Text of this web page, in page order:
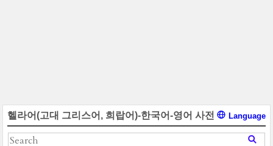
헬라어(고대 그리스어, 희랍어)-한국어-영어 사전 Language